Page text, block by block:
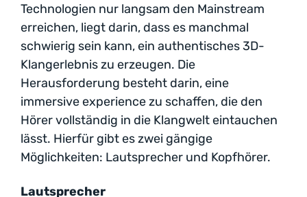
Technologien nur langsam den Mainstream
erreichen, liegt darin, dass es manchmal
schwierig sein kann, ein authentisches 3D-
Klangerlebnis zu erzeugen. Die
Herausforderung besteht darin, eine
immersive experience zu schaffen, die den
Hörer vollständig in die Klangwelt eintauchen
lässt. Hierfür gibt es zwei gängige
Möglichkeiten: Lautsprecher und Kopfhörer.
Lautsprecher